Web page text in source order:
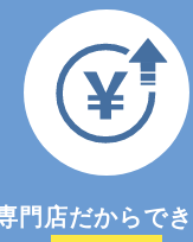
門店だからで